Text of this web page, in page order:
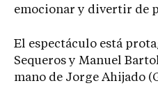
emocionar y divertir de
El espectáculo está
Sequeros y Manuel
mano de Jorge Ahijado